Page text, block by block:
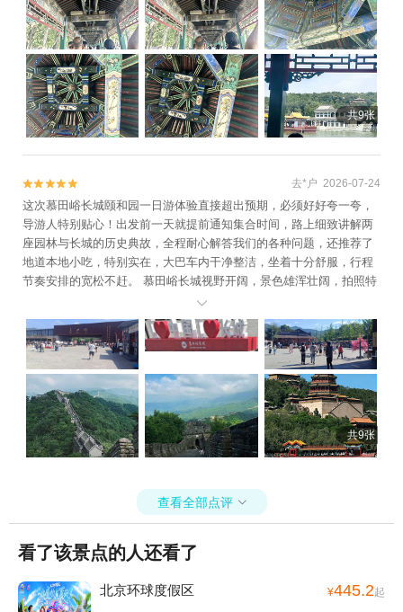
共9张

 去*户 2026-07-24
这次慕田峪长城颐和园一日游体验直接超出预期，必须好好夸一夸，
导游人特别贴心！出发前一天就提前通知集合时间，路上细致讲解两
座园林与长城的历史典故，全程耐心解答我们的各种问题，还推荐了
地道本地小吃，特别实在，大巴车内干净整洁，坐着十分舒服，行程
节奏安排的宽松不赶。 慕田峪长城视野开阔，景色雄浑壮阔，拍照特
别出片。颐和园湖面波光粼粼，环湖游船一定要体验吹着微风赏皇家
园林，风光格外惬意。同行小伙伴体力都很好，意犹未尽，大家商量
好后，主动加逛了圆明园，多收获一处美景，整趟旅途轻松舒心，没
有强制消费，全程游玩氛围超好，性价比拉满。来北京想省心逛景点
就选这个团，完全不踩雷，强烈推荐！

共9张
查看全部点评 
看了该景点的人还看了
北京环球度假区 ¥445.2起